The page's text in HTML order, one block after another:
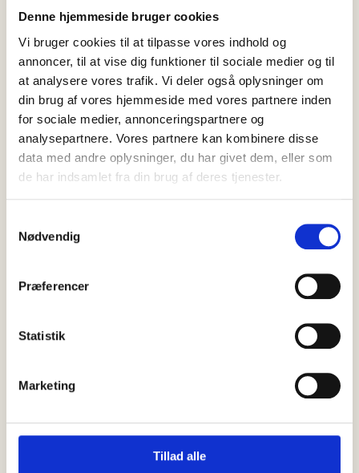
Denne hjemmeside bruger cookies
Vi bruger cookies til at tilpasse vores indhold og
annoncer, til at vise dig funktioner til sociale medier og til
at analysere vores trafik. Vi deler også oplysninger om
din brug af vores hjemmeside med vores partnere inden
for sociale medier, annonceringspartnere og
analysepartnere. Vores partnere kan kombinere disse
data med andre oplysninger, du har givet dem, eller som
de har indsamlet fra din brug af deres tjenester.
Nødvendig
Præferencer
Statistik
Marketing
Tillad alle
05 august, 2026 Nyheder
har været med hele vejen
I et kvart århundrede har NÜ været en del af butikslivet i
Skagen. Denne uge fejrer modebutikken sit 25-års jubilæum…